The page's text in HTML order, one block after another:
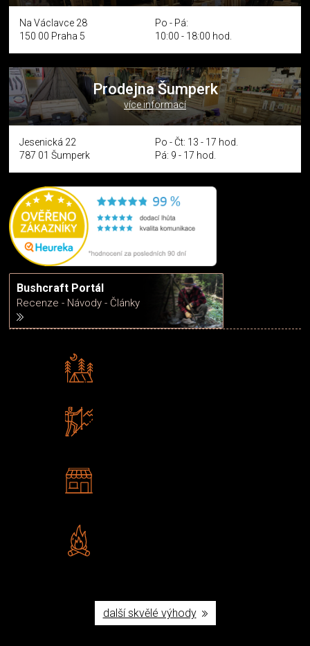
Na Václavce 28
150 00 Praha 5
Po - Pá:
10:00 - 18:00 hod.
Prodejna Šumperk
více informací
Jesenická 22
787 01 Šumperk
Po - Čt: 13 - 17 hod.
Pá: 9 - 17 hod.
Bushcraft Portál
Recenze - Návody - Články
další skvělé výhody